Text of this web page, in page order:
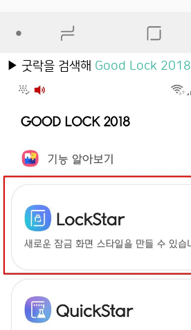
▶ 굿락을 검색해 Good Lock 2018